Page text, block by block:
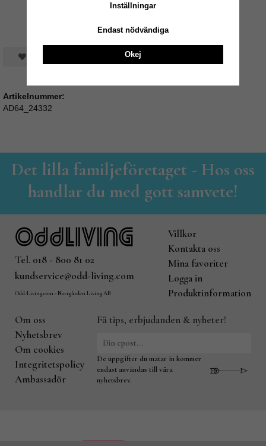
Spara som favorit
Artikelnummer:
AD64_24332
Det lilla familjeföretaget - Hos oss
handlar du med gott samvete!
Tel. 018 - 800 81 02
kundservice@odd-living.com
Odd-Living.com - Norrgården Living AB
Villkor
Kontakta oss
Mina favoriter
Logga in
Produktinformation
Om oss
Nyhetsbrev
Om cookies
Integritetspolicy
Ambassadör
Få tips, erbjudanden & nyheter!
De uppgifter du matar in kommer
endast användas till våra
nyhetsbrev.
Inställningar
Endast nödvändiga
Okej